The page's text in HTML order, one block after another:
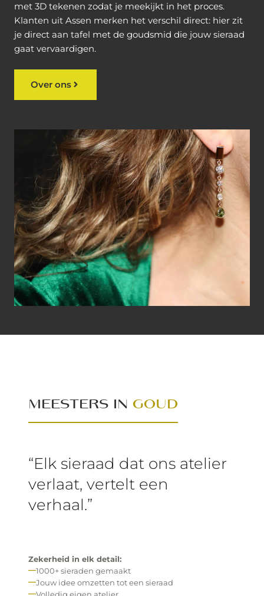
met 3D tekenen zodat je meekijkt in het proces.
Klanten uit Assen merken het verschil direct: hier zit
je direct aan tafel met de goudsmid die jouw sieraad
gaat vervaardigen.
Over ons
MEESTERS IN GOUD
“Elk sieraad dat ons atelier
verlaat, vertelt een
verhaal.”
Zekerheid in elk detail:
1000+ sieraden gemaakt
Jouw idee omzetten tot een sieraad
Volledig eigen atelier